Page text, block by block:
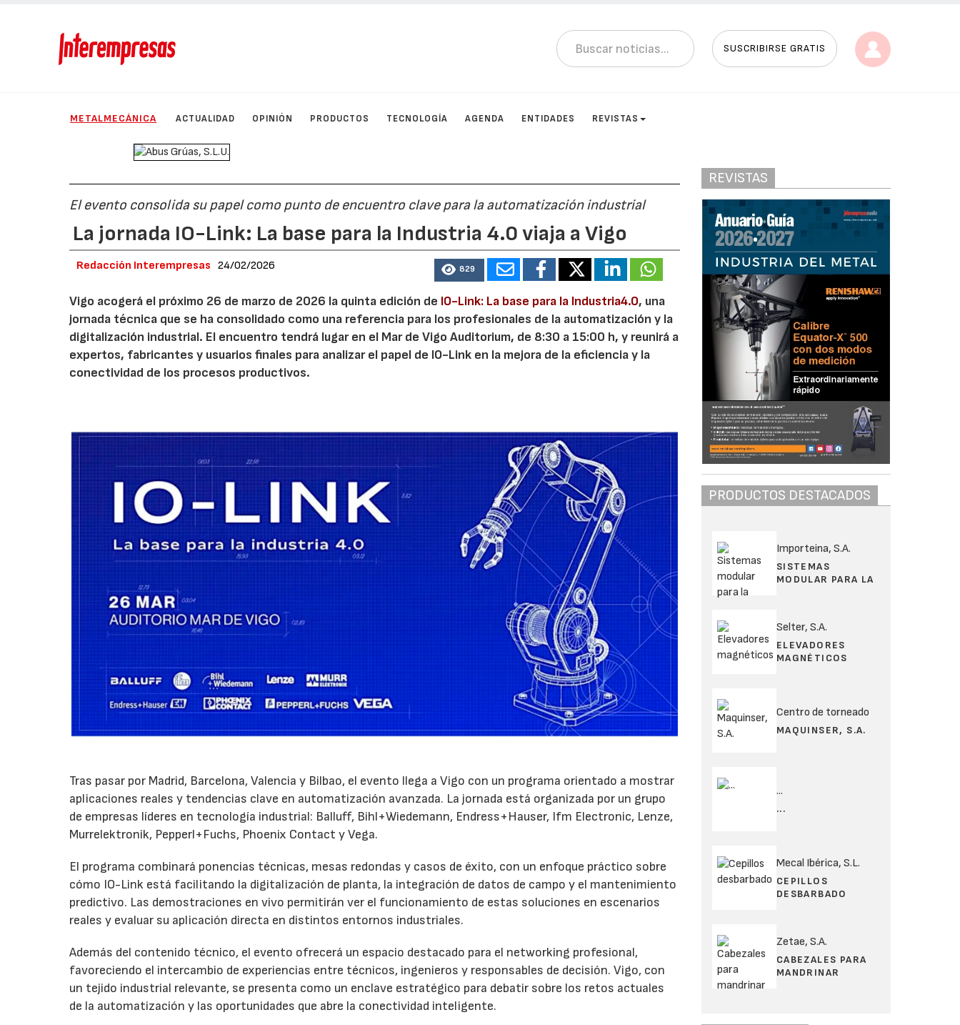
SUSCRIBIRSE GRATIS
METALMECÁNICA ACTUALIDAD OPINIÓN PRODUCTOS TECNOLOGÍA AGENDA ENTIDADES REVISTAS
El evento consolida su papel como punto de encuentro clave para la automatización industrial
La jornada IO-Link: La base para la Industria 4.0 viaja a Vigo
Redacción Interempresas 24/02/2026 829
Vigo acogerá el próximo 26 de marzo de 2026 la quinta edición de IO-Link: La base para la Industria4.0, una
jornada técnica que se ha consolidado como una referencia para los profesionales de la automatización y la
digitalización industrial. El encuentro tendrá lugar en el Mar de Vigo Auditorium, de 8:30 a 15:00 h, y reunirá a
expertos, fabricantes y usuarios finales para analizar el papel de IO-Link en la mejora de la eficiencia y la
conectividad de los procesos productivos.
Tras pasar por Madrid, Barcelona, Valencia y Bilbao, el evento llega a Vigo con un programa orientado a mostrar
aplicaciones reales y tendencias clave en automatización avanzada. La jornada está organizada por un grupo
de empresas líderes en tecnología industrial: Balluff, Bihl+Wiedemann, Endress+Hauser, Ifm Electronic, Lenze,
Murrelektronik, Pepperl+Fuchs, Phoenix Contact y Vega.
El programa combinará ponencias técnicas, mesas redondas y casos de éxito, con un enfoque práctico sobre
cómo IO-Link está facilitando la digitalización de planta, la integración de datos de campo y el mantenimiento
predictivo. Las demostraciones en vivo permitirán ver el funcionamiento de estas soluciones en escenarios
reales y evaluar su aplicación directa en distintos entornos industriales.
Además del contenido técnico, el evento ofrecerá un espacio destacado para el networking profesional,
favoreciendo el intercambio de experiencias entre técnicos, ingenieros y responsables de decisión. Vigo, con
un tejido industrial relevante, se presenta como un enclave estratégico para debatir sobre los retos actuales
de la automatización y las oportunidades que abre la conectividad inteligente.
REVISTAS
PRODUCTOS DESTACADOS
Importeina, S.A.
SISTEMAS
MODULAR PARA LA
Selter, S.A.
ELEVADORES
MAGNÉTICOS
Centro de torneado
MAQUINSER, S.A.
...
...
Mecal Ibérica, S.L.
CEPILLOS
DESBARBADO
Zetae, S.A.
CABEZALES PARA
MANDRINAR